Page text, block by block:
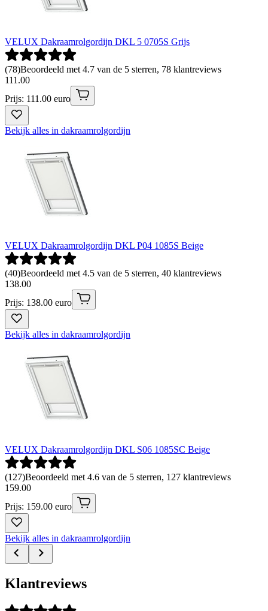
VELUX Dakraamrolgordijn DKL 5 0705S Grijs
(78)Beoordeeld met 4.7 van de 5 sterren, 78 klantreviews
111 .00
Prijs: 111.00 euro
Bekijk alles in dakraamrolgordijn
VELUX Dakraamrolgordijn DKL P04 1085S Beige
(40)Beoordeeld met 4.5 van de 5 sterren, 40 klantreviews
138.00
Prijs: 138.00 euro
Bekijk alles in dakraamrolgordijn
VELUX Dakraamrolgordijn DKL S06 1085SC Beige
(127)Beoordeeld met 4.6 van de 5 sterren, 127 klantreviews
159.00
Prijs: 159.00 euro
Bekijk alles in dakraamrolgordijn
Klantreviews